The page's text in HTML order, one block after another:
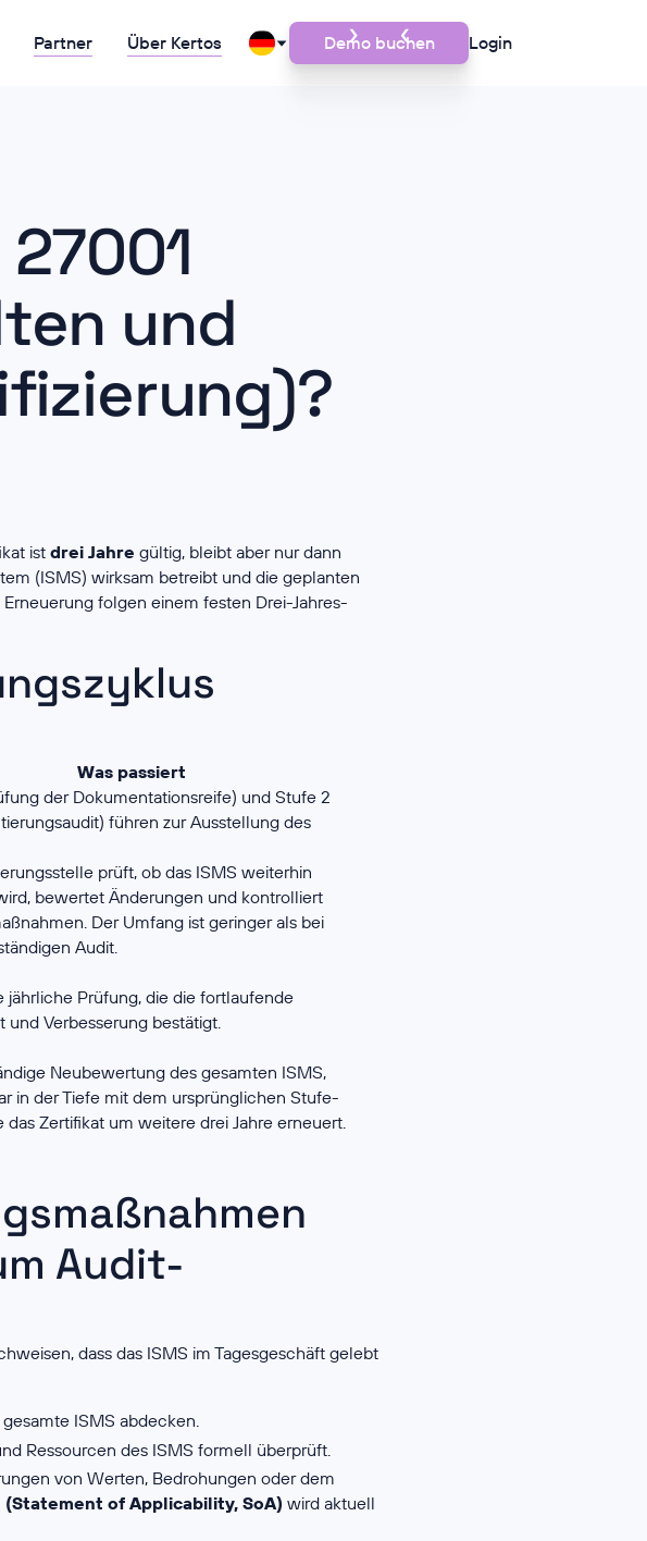
Partner Über Kertos Demo buchen Login
und
ist drei Jahre gültig, bleibt aber nur dann
(ISMS) wirksam betreibt und die geplanten
folgen einem festen Drei-Jahres-
Was passiert
der Dokumentationsreife) und Stufe 2
führen zur Ausstellung des
prüft, ob das ISMS weiterhin
bewertet Änderungen und kontrolliert
Der Umfang ist geringer als bei
Audit.
jährliche Prüfung, die die fortlaufende
und Verbesserung bestätigt.
Neubewertung des gesamten ISMS,
in der Tiefe mit dem ursprünglichen Stufe-
das Zertifikat um weitere drei Jahre erneuert.
Audit-
dass das ISMS im Tagesgeschäft gelebt
ISMS abdecken.
Ressourcen des ISMS formell überprüft.
von Werten, Bedrohungen oder dem
of Applicability, SoA) wird aktuell